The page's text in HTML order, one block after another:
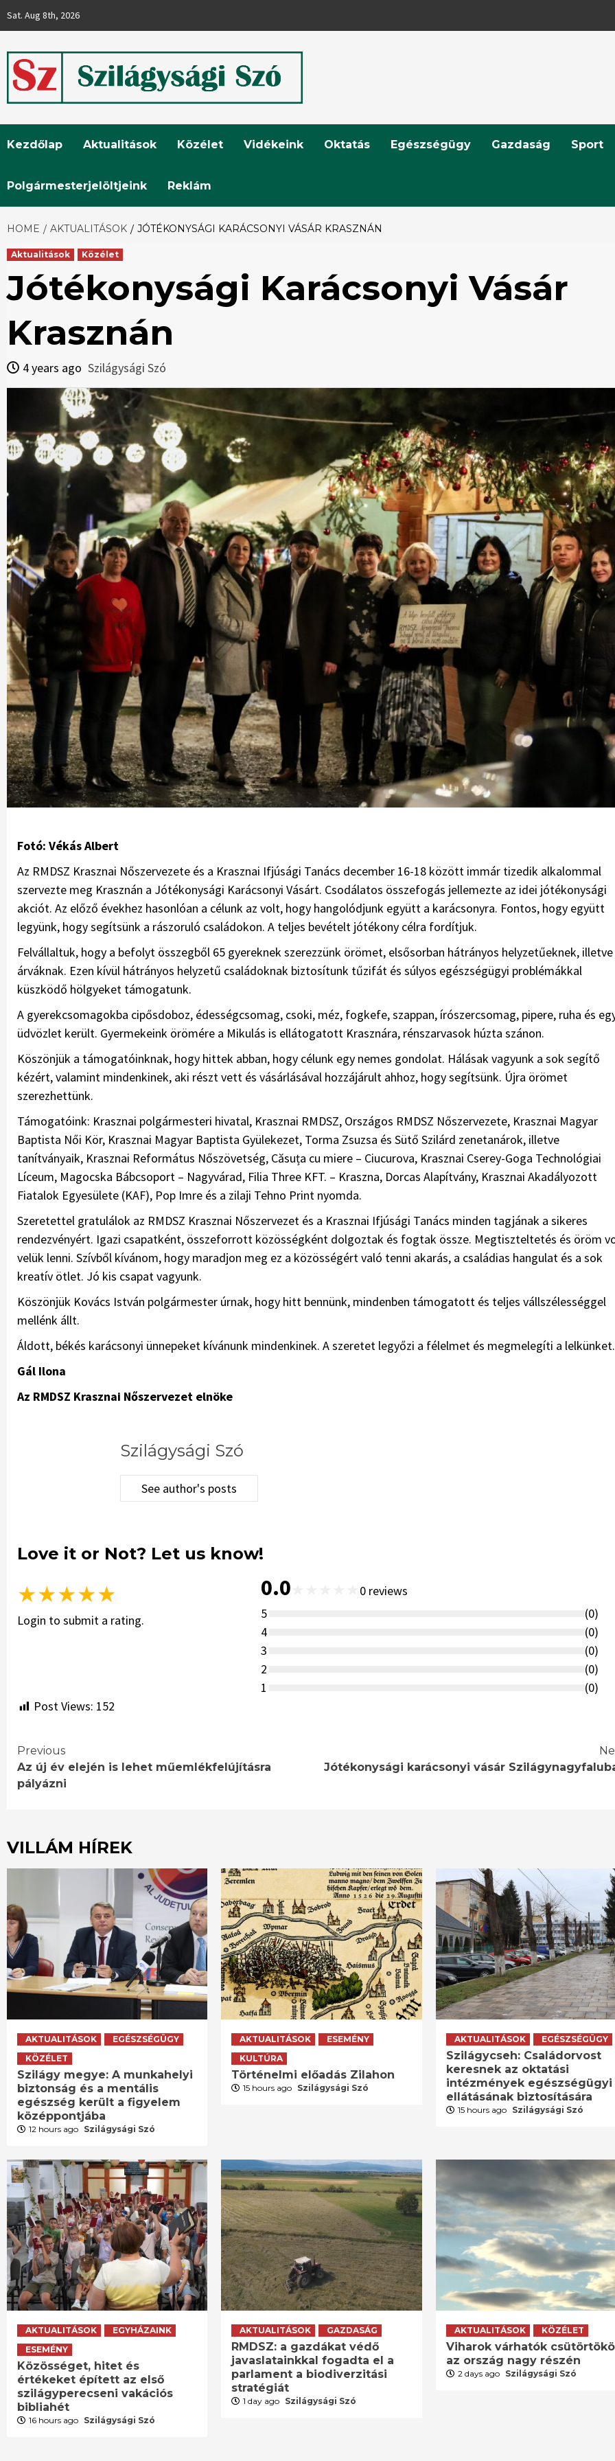
Sat. Aug 8th, 2026
Szilágysági
Szó
Kezdőlap Aktualitások Közélet Vidékeink Oktatás Egészségügy Gazdaság Sport
Polgármesterjelöltjeink Reklám
HOME AKTUALITÁSOK JÓTÉKONYSÁGI KARÁCSONYI VÁSÁR KRASZNÁN
Aktualitások Közélet
Jótékonysági Karácsonyi Vásár
Krasznán
4 years ago Szilágysági Szó
Fotó: Vékás Albert
Az RMDSZ Krasznai Nőszervezete és a Krasznai Ifjúsági Tanács december 16-18 között immár tizedik alkalommal
szervezte meg Krasznán a Jótékonysági Karácsonyi Vásárt. Csodálatos összefogás jellemezte az idei jótékonysági
akciót. Az előző évekhez hasonlóan a célunk az volt, hogy hangolódjunk együtt a karácsonyra. Fontos, hogy együtt
legyünk, hogy segítsünk a rászoruló családokon. A teljes bevételt jótékony célra fordítjuk.
Felvállaltuk, hogy a befolyt összegből 65 gyereknek szerezzünk örömet, elsősorban hátrányos helyzetűeknek, illetve
árváknak. Ezen kívül hátrányos helyzetű családoknak biztosítunk tűzifát és súlyos egészségügyi problémákkal
küszködő hölgyeket támogatunk.
A gyerekcsomagokba cipősdoboz, édességcsomag, csoki, méz, fogkefe, szappan, írószercsomag, pipere, ruha és
üdvözlet került. Gyermekeink örömére a Mikulás is ellátogatott Krasznára, rénszarvasok húzta szánon.
Köszönjük a támogatóinknak, hogy hittek abban, hogy célunk egy nemes gondolat. Hálásak vagyunk a sok segítő
kézért, valamint mindenkinek, aki részt vett és vásárlásával hozzájárult ahhoz, hogy segítsünk. Újra örömet
szerezhettünk.
Támogatóink: Krasznai polgármesteri hivatal, Krasznai RMDSZ, Országos RMDSZ Nőszervezete, Krasznai Magyar
Baptista Női Kör, Krasznai Magyar Baptista Gyülekezet, Torma Zsuzsa és Sütő Szilárd zenetanárok, illetve
tanítványaik, Krasznai Református Nőszövetség, Căsuța cu miere – Ciucurova, Krasznai Cserey-Goga Technológiai
Líceum, Magocska Bábcsoport – Nagyvárad, Filia Three KFT. – Kraszna, Dorcas Alapítvány, Krasznai Akadályozott
Fiatalok Egyesülete (KAF), Pop Imre és a zilaji Tehno Print nyomda.
Szeretettel gratulálok az RMDSZ Krasznai Nőszervezet és a Krasznai Ifjúsági Tanács minden tagjának a sikeres
rendezvényért. Igazi csapatként, összeforrott közösségként dolgoztak és fogtak össze. Megtiszteltetés és öröm
velük lenni. Szívből kívánom, hogy maradjon meg ez a közösségért való tenni akarás, a családias hangulat és a sok
kreatív ötlet. Jó kis csapat vagyunk.
Köszönjük Kovács István polgármester úrnak, hogy hitt bennünk, mindenben támogatott és teljes vállszélességgel
mellénk állt.
Áldott, békés karácsonyi ünnepeket kívánunk mindenkinek. A szeretet legyőzi a félelmet és megmelegíti a lelkünket.
Gál Ilona
Az RMDSZ Krasznai Nőszervezet elnöke
Szilágysági Szó
See author's posts
Love it or Not? Let us know!
★★★★★
Login to submit a rating.
0.0 0 reviews
5
(0)
4
(0)
3
(0)
2
(0)
1
(0)
Post Views: 152
Continue
Reading
Previous
Az új év elején is lehet műemlékfelújításra
pályázni
Jótékonysági karácsonyi vásár
VILLÁM HÍREK
AKTUALITÁSOK
EGÉSZSÉGÜGY
KÖZÉLET
Szilágy megye: A munkahelyi
biztonság és a mentális
egészség került a figyelem
középpontjába
12 hours ago Szilágysági Szó
AKTUALITÁSOK
ESEMÉNY
KULTÚRA
Történelmi előadás Zilahon
15 hours ago Szilágysági Szó
AKTUALITÁSOK EGÉSZSÉGÜGY
Szilágycseh: Családorvost
keresnek az oktatási
intézmények egészségügyi
ellátásának biztosítására
15 hours ago Szilágysági Szó
AKTUALITÁSOK
EGYHÁZAINK
ESEMÉNY
Közösséget, hitet és
értékeket épített az első
szilágyperecseni vakációs
bibliahét
16 hours ago Szilágysági Szó
AKTUALITÁSOK GAZDASÁG
RMDSZ: a gazdákat védő
javaslatainkkal fogadta el a
parlament a biodiverzitási
stratégiát
1 day ago Szilágysági Szó
AKTUALITÁSOK KÖZÉLET
Viharok várhatók
az ország nagy részén
2 days ago Szilágysági Szó